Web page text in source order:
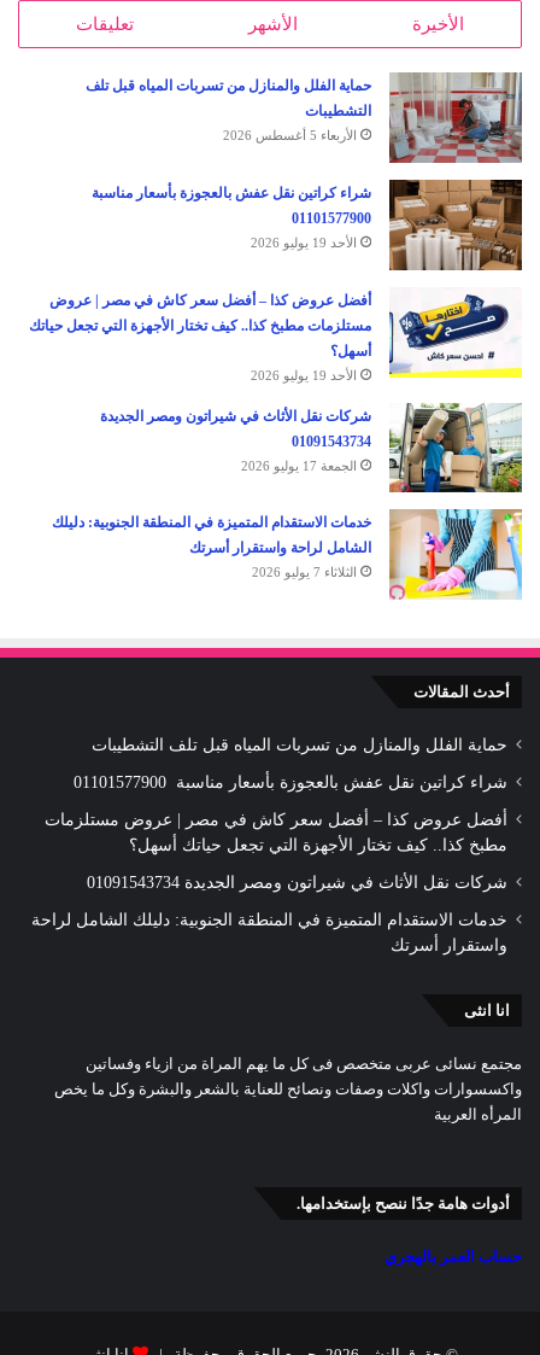
الأخيرة الأشهر تعليقات
حماية الفلل والمنازل من تسربات المياه قبل تلف
التشطيبات
الأربعاء 5 أغسطس 2026
شراء كراتين نقل عفش بالعجوزة بأسعار مناسبة
01101577900
الأحد 19 يوليو 2026
أفضل عروض كذا – أفضل سعر كاش في مصر | عروض
مستلزمات مطبخ كذا.. كيف تختار الأجهزة التي تجعل حياتك
أسهل؟
الأحد 19 يوليو 2026
شركات نقل الأثاث في شيراتون ومصر الجديدة
01091543734
الجمعة 17 يوليو 2026
خدمات الاستقدام المتميزة في المنطقة الجنوبية: دليلك
الشامل لراحة واستقرار أسرتك
الثلاثاء 7 يوليو 2026
أحدث المقالات
حماية الفلل والمنازل من تسربات المياه قبل تلف التشطيبات
شراء كراتين نقل عفش بالعجوزة بأسعار مناسبة 01101577900
أفضل عروض كذا – أفضل سعر كاش في مصر | عروض مستلزمات
مطبخ كذا.. كيف تختار الأجهزة التي تجعل حياتك أسهل؟
شركات نقل الأثاث في شيراتون ومصر الجديدة 01091543734
خدمات الاستقدام المتميزة في المنطقة الجنوبية: دليلك الشامل لراحة
واستقرار أسرتك
انا انثى
مجتمع نسائى عربى متخصص فى كل ما يهم المراة من ازياء وفساتين
واكسسوارات واكلات وصفات ونصائح للعناية بالشعر والبشرة وكل ما يخص
المرأه العربية
أدوات هامة جدًا ننصح بإستخدامها.
حساب العمر بالهجري